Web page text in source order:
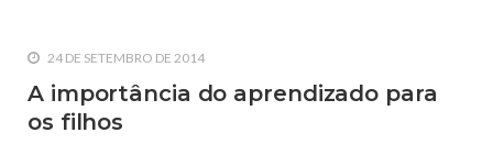
24 DE SETEMBRO DE 2014
A importância do aprendizado para
os filhos